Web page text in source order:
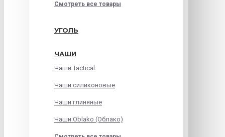
Смотреть все товары
УГОЛЬ
ЧАШИ
Чаши Tactical
Чаши силиконовые
Чаши глиняные
Чаши Oblako (Облако)